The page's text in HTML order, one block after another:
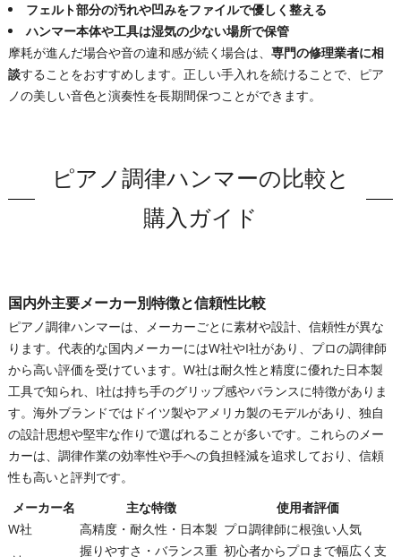
フェルト部分の汚れや凹みをファイルで優しく整える
ハンマー本体や工具は湿気の少ない場所で保管
摩耗が進んだ場合や音の違和感が続く場合は、 専門の修理業者に相
談することをおすすめします。正しい手入れを続けることで、ピア
ノの美しい音色と演奏性を長期間保つことができます。
ピアノ調律ハンマーの比較と
購入ガイド
国内外主要メーカー別特徴と信頼性比較
ピアノ調律ハンマーは、メーカーごとに素材や設計、信頼性が異な
ります。代表的な国内メーカーにはW社やI社があり、プロの調律師
から高い評価を受けています。W社は耐久性と精度に優れた日本製
工具で知られ、I社は持ち手のグリップ感やバランスに特徴がありま
す。海外ブランドではドイツ製やアメリカ製のモデルがあり、独自
の設計思想や堅牢な作りで選ばれることが多いです。これらのメー
カーは、調律作業の効率性や手への負担軽減を追求しており、信頼
性も高いと評判です。
メーカー名
主な特徴
使用者評価
W社
高精度・耐久性・日本製 プロ調律師に根強い人気
握りやすさ・バランス重 初心者からプロまで幅広く支